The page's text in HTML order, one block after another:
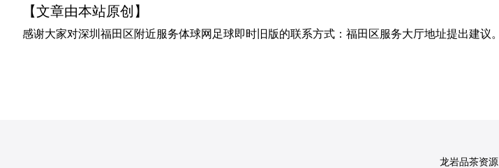
【文章由本站原创】
感谢大家对深圳福田区附近服务体球网足球即时旧版的联系方式：福田区服务大厅地址提出建议。
龙岩品茶资源